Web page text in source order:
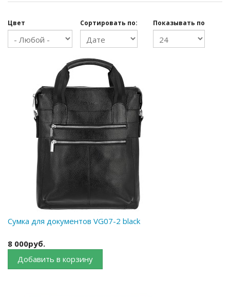
Цвет Сортировать по: Показывать по
Сумка для документов VG07-2 black
8 000руб.
Добавить в корзину